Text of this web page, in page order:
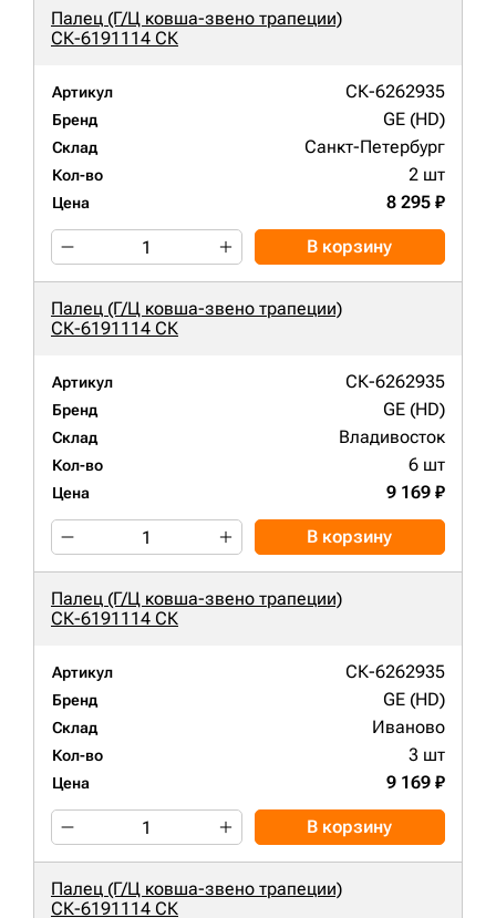
Палец (Г/Ц ковша-звено трапеции)
СК-6191114 СК
Артикул СК-6262935
Бренд GE (HD)
Склад Санкт-Петербург
Кол-во 2 шт
Цена 8 295 ₽
В корзину
Палец (Г/Ц ковша-звено трапеции)
СК-6191114 СК
Артикул СК-6262935
Бренд GE (HD)
Склад Владивосток
Кол-во 6 шт
Цена 9 169 ₽
В корзину
Палец (Г/Ц ковша-звено трапеции)
СК-6191114 СК
Артикул СК-6262935
Бренд GE (HD)
Склад Иваново
Кол-во 3 шт
Цена 9 169 ₽
В корзину
Палец (Г/Ц ковша-звено трапеции)
СК-6191114 СК